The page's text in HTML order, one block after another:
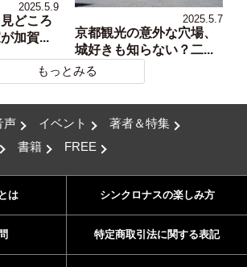
2025.5.9
どころ
加賀...
2025.5.7
京都観光の意外な穴場、
城好きも知らない？二...
もっとみる
声 イベント
著者＆特集
書籍 FREE
は シンクロナスの楽しみ方
特定商取引法に関する表記